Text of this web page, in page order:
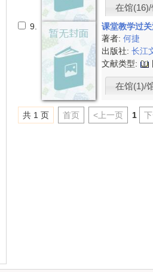
在馆
9.
课堂教学过
著者:何捷
出版社:长江
文献类型:
在馆(1)/
共 1 页 首页 <上一页 1